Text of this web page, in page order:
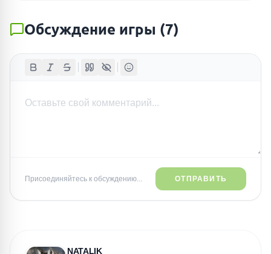
Обсуждение игры (7)
Присоединяйтесь к обсуждению... ОТПРАВИТЬ
NATALIK